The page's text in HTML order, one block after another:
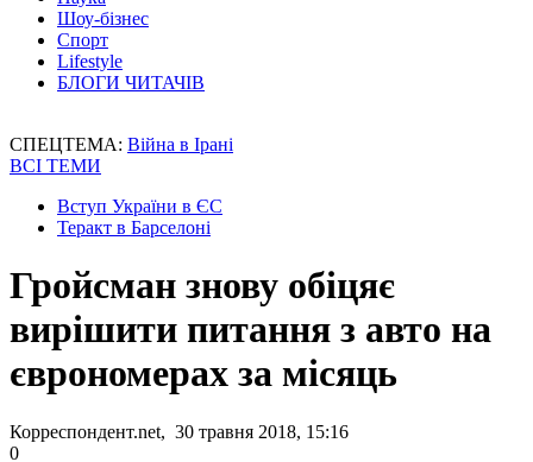
Шоу-бізнес
Спорт
Lifestyle
БЛОГИ ЧИТАЧІВ
СПЕЦТЕМА: Війна в Ірані
ВСІ ТЕМИ
Вступ України в ЄС
Теракт в Барселоні
Гройсман знову обіцяє
вирішити питання з авто на
єврономерах за місяць
Корреспондент.net, 30 травня 2018, 15:16
0